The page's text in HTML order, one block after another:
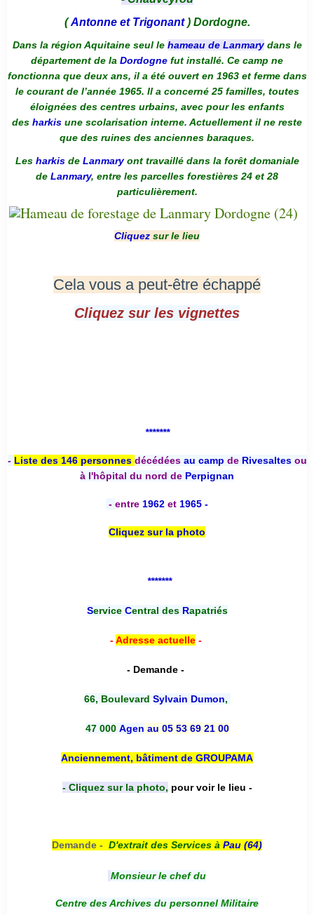
(Antonne et Trigonant) Dordogne.
Dans la région Aquitaine seul le hameau de Lanmarydans le
département de la Dordogne fut installé. Ce camp ne
fonctionna que deux ans, il a été ouvert en 1963 et ferme dans
le courant de l’année 1965. Il a concerné 25 familles, toutes
éloignées des centres urbains, avec pour les enfants
des harkis une scolarisation interne. Actuellement il ne reste
que des ruines des anciennes baraques.
Les harkis de Lanmaryont travaillé dans la forêt domaniale
de Lanmary, entre les parcelles forestières 24 et 28
particulièrement.
Cliquez sur le lieu
Cela vous a peut-être échappé
Cliquez sur les vignettes
*******
- Liste des 146 personnes décédées au camp deRivesaltesou
à l'hôpital du nord de Perpignan
- entre 1962 et 1965 -
Cliquez sur la photo
*******
Service Central desRapatriés
-Adresse actuelle-
- Demande -
66, Boulevard Sylvain Dumon,
47 000 Agen au 05 53 69 21 00
Anciennement, bâtiment de GROUPAMA
- Cliquez sur la photo, pour voir le lieu -
Demande - D'extrait des Services à Pau (64)
Monsieur le chef du
Centre des Archives du personnel Militaire